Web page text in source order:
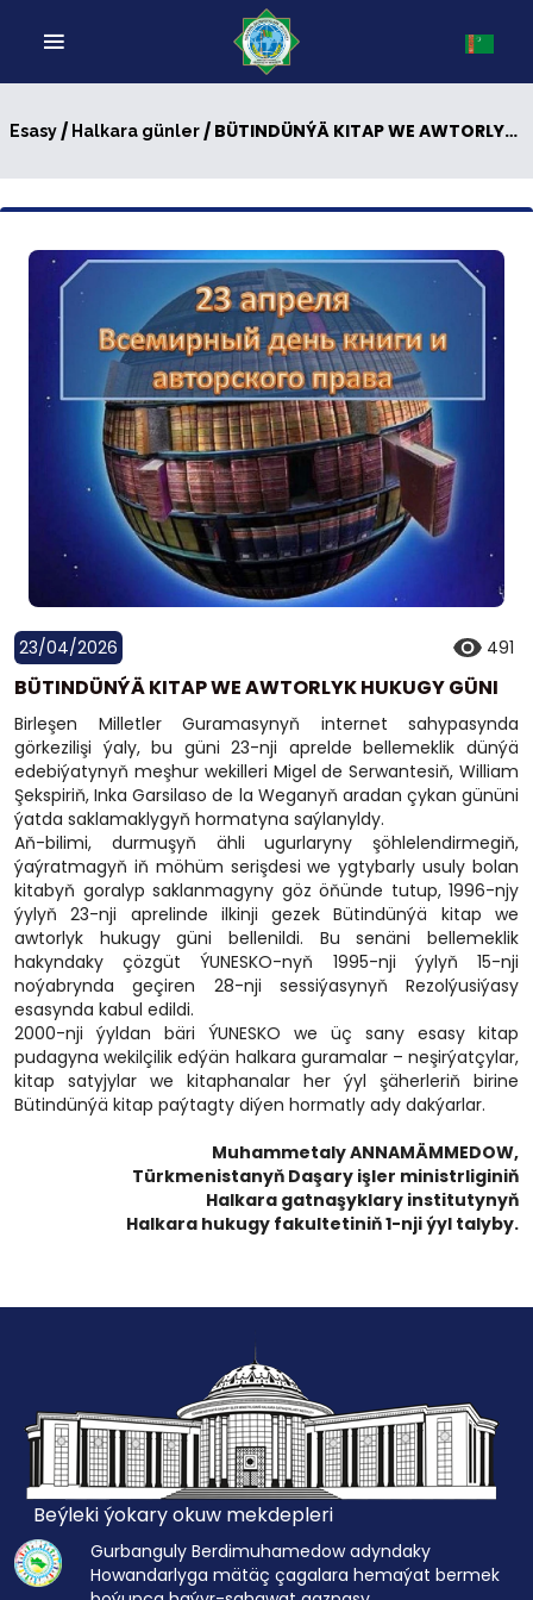
Esasy/ Halkara günler/ BÜTINDÜNÝÄ KITAP WE AWTORLYK HUKUGY GÜNI
23/04/2026 491
BÜTINDÜNÝÄ KITAP WE AWTORLYK HUKUGY GÜNI
Birleşen Milletler Guramasynyň internet sahypasynda
görkezilişi ýaly, bu güni 23-nji aprelde bellemeklik dünýä
edebiýatynyň meşhur wekilleri Migel de Serwantesiň, William
Şekspiriň, Inka Garsilaso de la Weganyň aradan çykan gününi
ýatda saklamaklygyň hormatyna saýlanyldy.
Aň-bilimi, durmuşyň ähli ugurlaryny şöhlelendirmegiň,
ýaýratmagyň iň möhüm serişdesi we ygtybarly usuly bolan
kitabyň goralyp saklanmagyny göz öňünde tutup, 1996-njy
ýylyň 23-nji aprelinde ilkinji gezek Bütindünýä kitap we
awtorlyk hukugy güni bellenildi. Bu senäni bellemeklik
hakyndaky çözgüt ÝUNESKO-nyň 1995-nji ýylyň 15-nji
noýabrynda geçiren 28-nji sessiýasynyň Rezolýusiýasy
esasynda kabul edildi.
2000-nji ýyldan bäri ÝUNESKO we üç sany esasy kitap
pudagyna wekilçilik edýän halkara guramalar – neşirýatçylar,
kitap satyjylar we kitaphanalar her ýyl şäherleriň birine
Bütindünýä kitap paýtagty diýen hormatly ady dakýarlar.
Muhammetaly ANNAMÄMMEDOW,
Türkmenistanyň Daşary işler ministrliginiň
Halkara gatnaşyklary institutynyň
Halkara hukugy fakultetiniň 1-nji ýyl talyby.
Beýleki ýokary okuw mekdepleri
Gurbanguly Berdimuhamedow adyndaky
Howandarlyga mätäç çagalara hemaýat bermek